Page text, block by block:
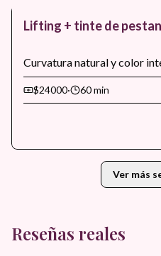
Lifting + tinte de
Curvatura natural y color
$24000· 60 min
Ver más
Reseñas reales